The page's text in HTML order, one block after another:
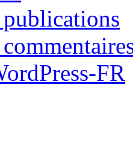
FR